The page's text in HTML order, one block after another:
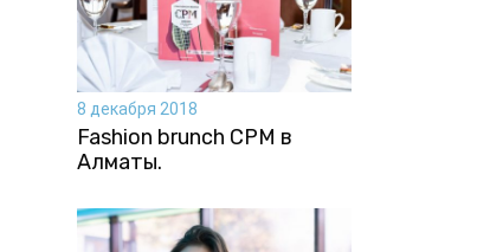
8 декабря 2018
Fashion brunch CPM в
Алматы.